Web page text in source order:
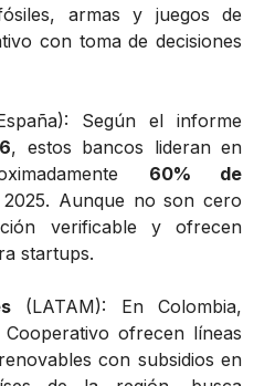
armas y juegos de
con toma de decisiones
Según el informe
, estos bancos lideran en
60% de
Aunque no son cero
verificable y ofrecen
startups.
(LATAM): En Colombia,
ofrecen líneas
con subsidios en